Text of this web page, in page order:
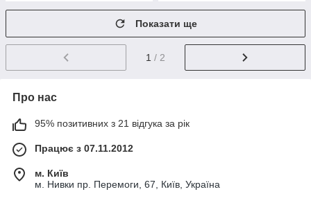
Показати ще
1 / 2
Про нас
95% позитивних з 21 відгука за рік
Працює з 07.11.2012
м. Київ
м. Нивки пр. Перемоги, 67, Київ, Україна